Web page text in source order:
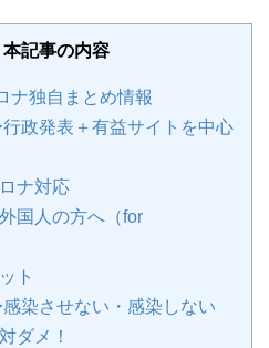
本記事の内容
ナ独自まとめ情報
政発表＋有益サイトを中心
ナ対応
国人の方へ（for
ト
染させない・感染しない
ダメ！